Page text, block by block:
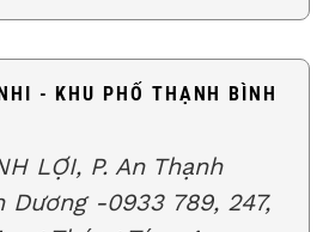
- KHU PHỐ THẠNH BÌNH
LỢI, P. An Thạnh
Dương -0933 789, 247,